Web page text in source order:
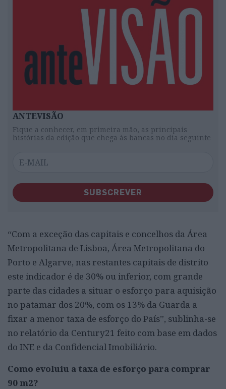
ANTEVISÃO
Fique a conhecer, em primeira mão, as principais
histórias da edição que chega às bancas no dia seguinte
SUBSCREVER
“Com a exceção das capitais e concelhos da Área
Metropolitana de Lisboa, Área Metropolitana do
Porto e Algarve, nas restantes capitais de distrito
este indicador é de 30% ou inferior, com grande
parte das cidades a situar o esforço para aquisição
no patamar dos 20%, com os 13% da Guarda a
fixar a menor taxa de esforço do País”, sublinha-se
no relatório da Century21 feito com base em dados
do INE e da Confidencial Imobiliário.
Como evoluiu a taxa de esforço para comprar
90 m2?